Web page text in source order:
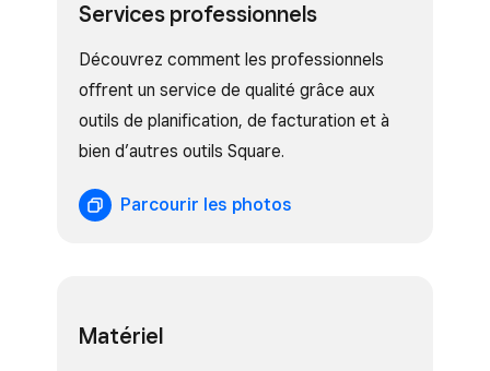
Services professionnels
Découvrez comment les professionnels
offrent un service de qualité grâce aux
outils de planification, de facturation et à
bien d’autres outils Square.
Parcourir les photos
Matériel